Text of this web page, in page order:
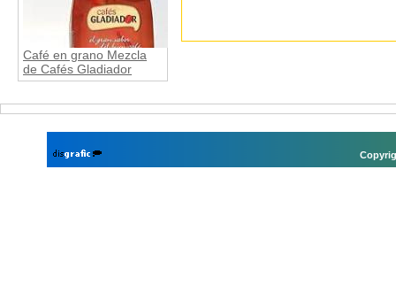
Café en grano Mezcla
de Cafés Gladiador